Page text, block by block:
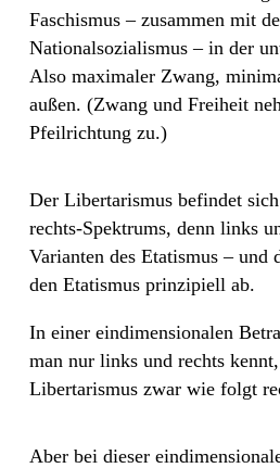
Faschismus – zusammen mit
Nationalsozialismus – in der
Also maximaler Zwang,
außen. (Zwang und Freiheit
Pfeilrichtung zu.)
Der Libertarismus befindet
rechts-Spektrums, denn links
Varianten des Etatismus – und
den Etatismus prinzipiell ab.
In einer eindimensionalen
man nur links und rechts
Libertarismus zwar wie folgt
Aber bei dieser